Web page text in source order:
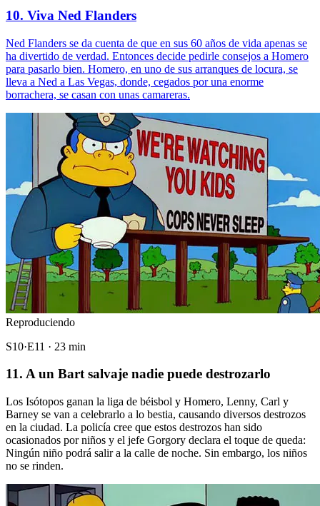
10. Viva Ned Flanders
Ned Flanders se da cuenta de que en sus 60 años de vida apenas se
ha divertido de verdad. Entonces decide pedirle consejos a Homero
para pasarlo bien. Homero, en uno de sus arranques de locura, se
lleva a Ned a Las Vegas, donde, cegados por una enorme
borrachera, se casan con unas camareras.
Reproduciendo
S10·E11 · 23 min
11. A un Bart salvaje nadie puede destrozarlo
Los Isótopos ganan la liga de béisbol y Homero, Lenny, Carl y
Barney se van a celebrarlo a lo bestia, causando diversos destrozos
en la ciudad. La policía cree que estos destrozos han sido
ocasionados por niños y el jefe Gorgory declara el toque de queda:
Ningún niño podrá salir a la calle de noche. Sin embargo, los niños
no se rinden.